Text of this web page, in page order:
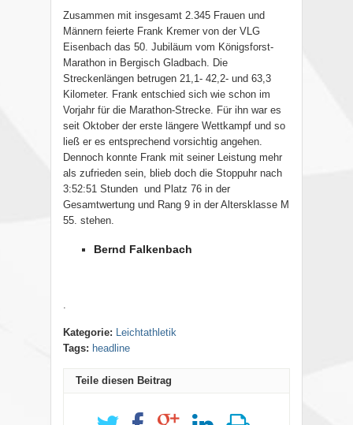
Zusammen mit insgesamt 2.345 Frauen und
Männern feierte Frank Kremer von der VLG
Eisenbach das 50. Jubiläum vom Königsforst-
Marathon in Bergisch Gladbach. Die
Streckenlängen betrugen 21,1- 42,2- und 63,3
Kilometer. Frank entschied sich wie schon im
Vorjahr für die Marathon-Strecke. Für ihn war es
seit Oktober der erste längere Wettkampf und so
ließ er es entsprechend vorsichtig angehen.
Dennoch konnte Frank mit seiner Leistung mehr
als zufrieden sein, blieb doch die Stoppuhr nach
3:52:51 Stunden und Platz 76 in der
Gesamtwertung und Rang 9 in der Altersklasse M
55. stehen.
Bernd Falkenbach
.
Kategorie: Leichtathletik
Tags: headline
Teile diesen Beitrag